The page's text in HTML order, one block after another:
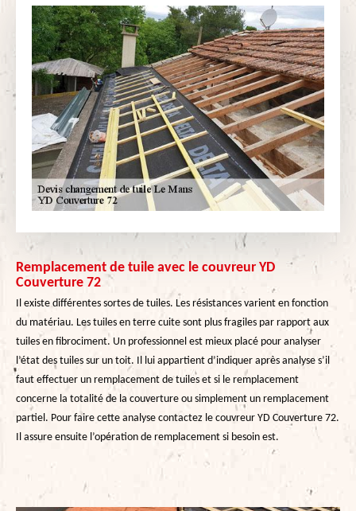
Remplacement de tuile avec le couvreur YD
Couverture 72
Il existe différentes sortes de tuiles. Les résistances varient en fonction
du matériau. Les tuiles en terre cuite sont plus fragiles par rapport aux
tuiles en fibrociment. Un professionnel est mieux placé pour analyser
l’état des tuiles sur un toit. Il lui appartient d’indiquer après analyse s’il
faut effectuer un remplacement de tuiles et si le remplacement
concerne la totalité de la couverture ou simplement un remplacement
partiel. Pour faire cette analyse contactez le couvreur YD Couverture 72.
Il assure ensuite l’opération de remplacement si besoin est.